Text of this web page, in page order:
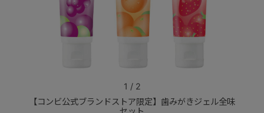
【コンビ公式ブランドストア限定】歯みがきジェル全味
セット
1 / 2